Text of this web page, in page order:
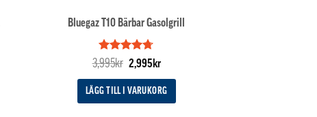
Bluegaz T10 Bärbar Gasolgrill
Betygsatt
4.67av 5
3,995kr Det
priset
var:
2,995krDet
priset
är:
LÄGG TILL I VARUKORG